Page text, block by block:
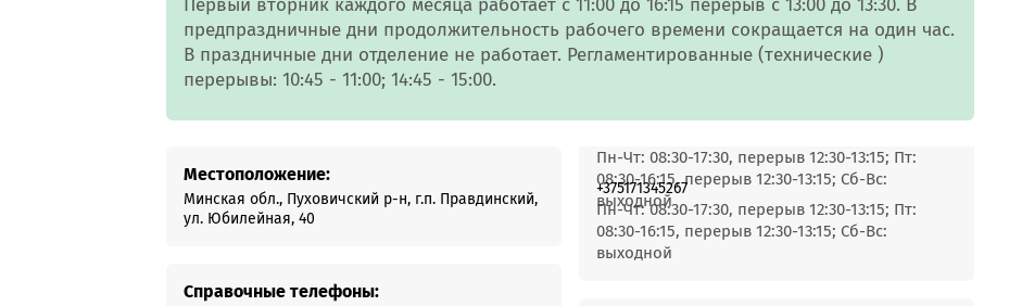
Онлайн-консультант:
пн—пт 9:00 - 20:00*
* кроме праздничных дней
номеру
Подробнее
Первый вторник каждого месяца работает с 11:00 до 16:15 перерыв с 13:00 до 13:30. В
предпраздничные дни продолжительность рабочего времени сокращается на один час.
В праздничные дни отделение не работает. Регламентированные (технические )
перерывы: 10:45 - 11:00; 14:45 - 15:00.
Местоположение:
Минская обл., Пуховичский р-н, г.п. Правдинский,
ул. Юбилейная, 40
Справочные телефоны:
Пн-Чт: 08:30-17:30, перерыв 12:30-13:15; Пт:
08:30-16:15, перерыв 12:30-13:15; Сб-Вс:
выходной
+375171345267
Пн-Чт: 08:30-17:30, перерыв 12:30-13:15; Пт:
08:30-16:15, перерыв 12:30-13:15; Сб-Вс:
выходной